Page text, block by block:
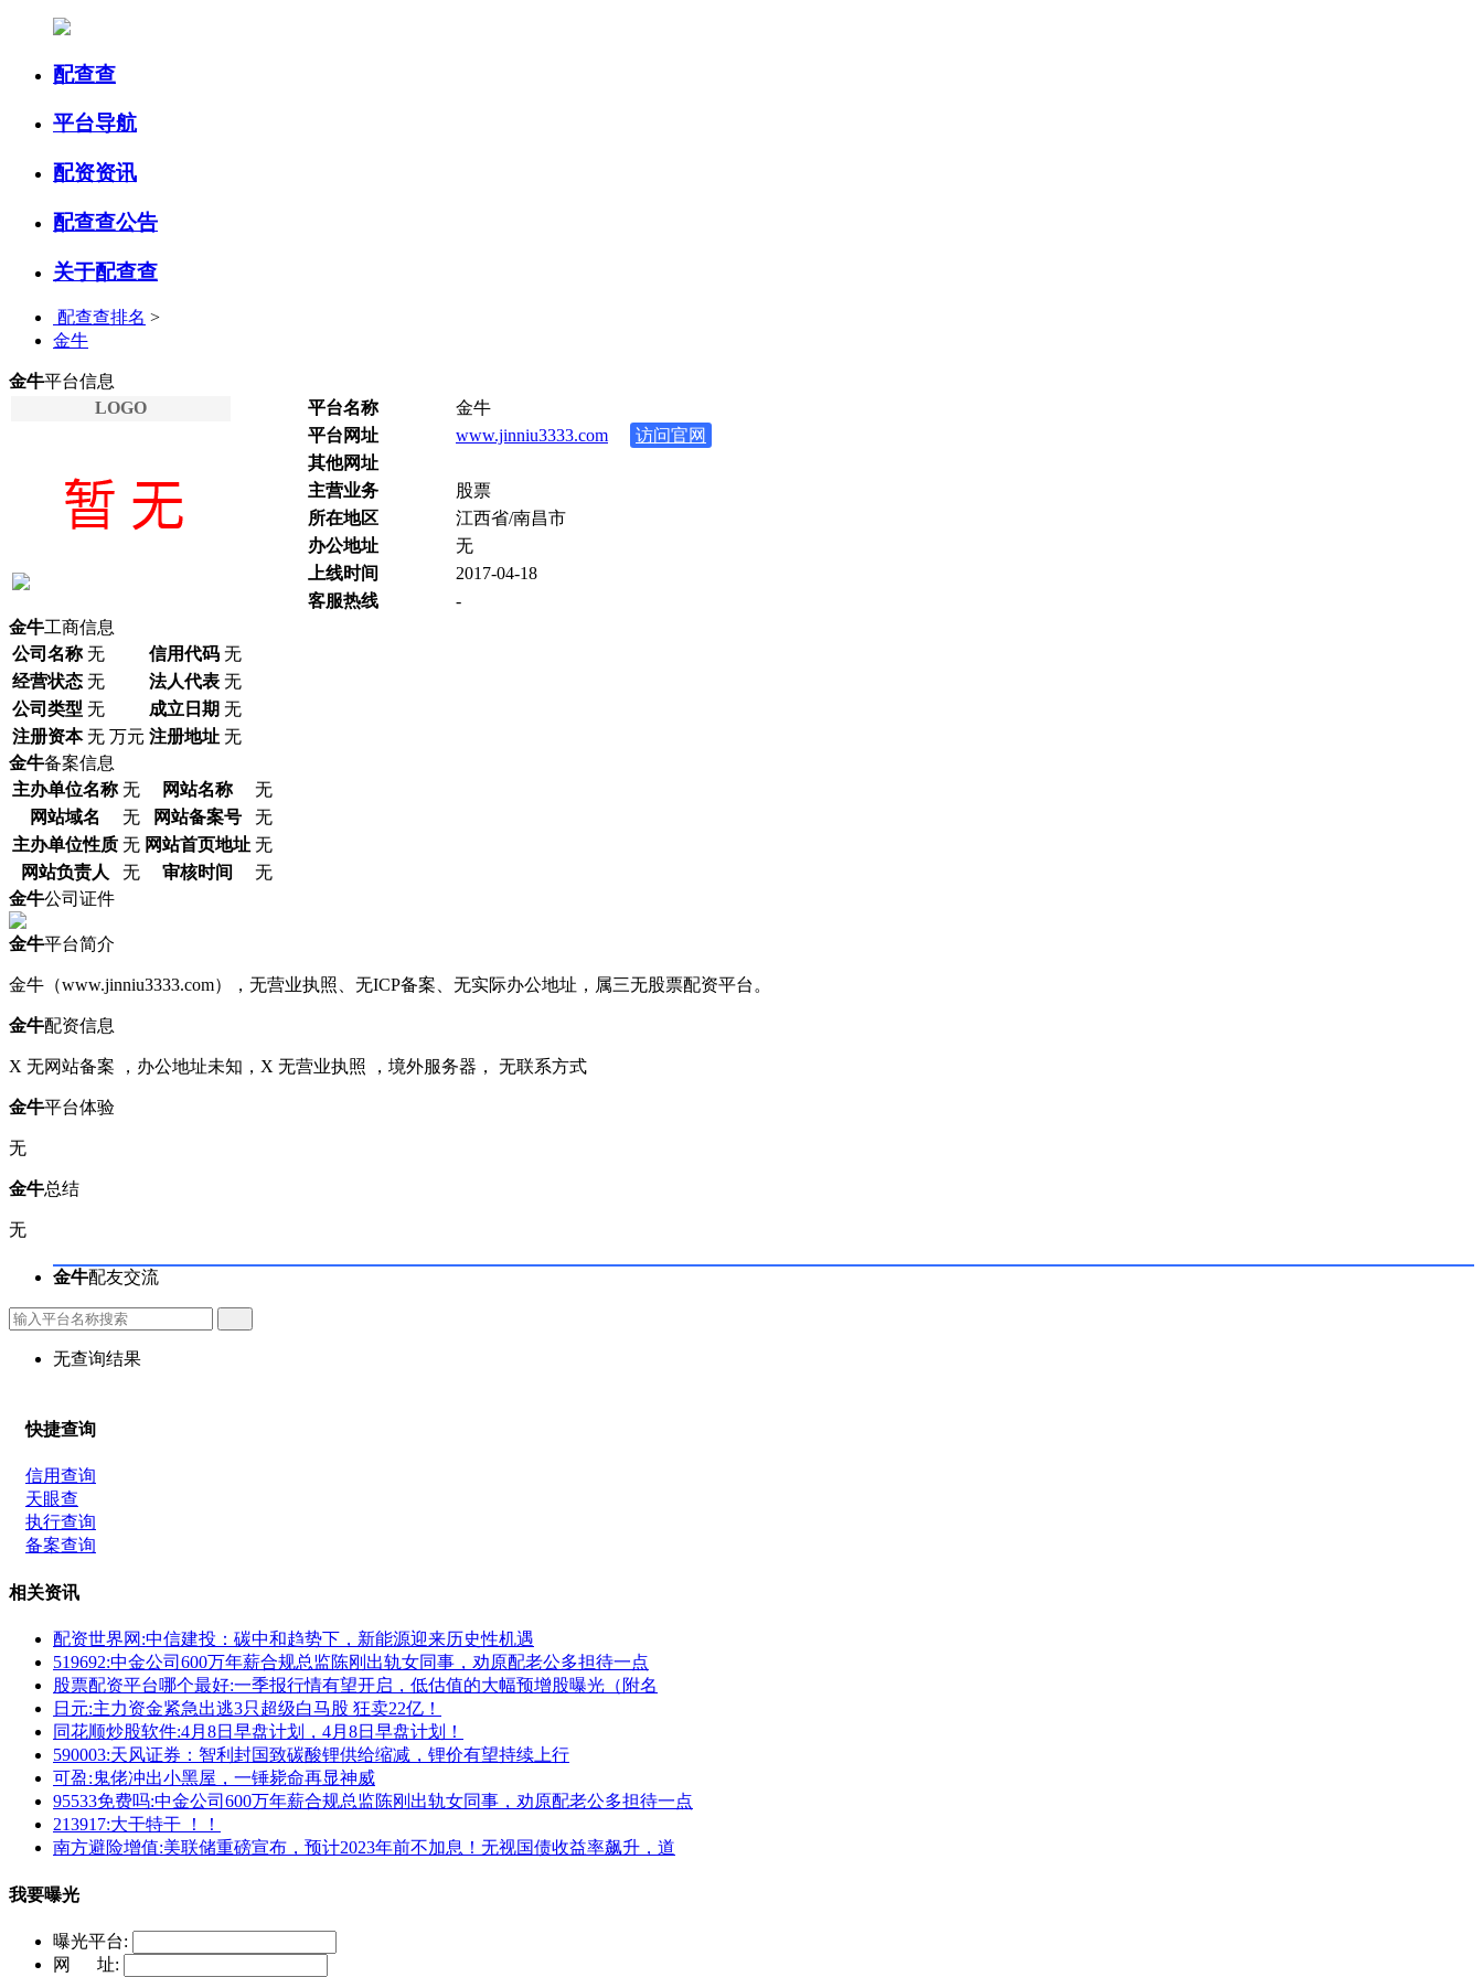
配查查
平台导航
配资资讯
配查查公告
关于配查查
配查查排名 >
金牛
金牛平台信息
LOGO
平台名称
金牛
平台网址
www.jinniu3333.com
访问官网
其他网址
主营业务
股票
所在地区
江西省/南昌市
办公地址
无
上线时间
2017-04-18
客服热线
-
金牛工商信息
公司名称 无 信用代码 无
经营状态 无 法人代表 无
公司类型 无 成立日期 无
注册资本 无 万元 注册地址 无
金牛备案信息
主办单位名称 无 网站名称
无
网站域名
无 网站备案号
无
主办单位性质 无 网站首页地址 无
网站负责人
无 审核时间
无
金牛公司证件
金牛平台简介
金牛（www.jinniu3333.com），无营业执照、无ICP备案、无实际办公地址，属三无股票配资平台。
金牛配资信息
X 无网站备案 ， 办公地址未知 ， X 无营业执照 ， 境外服务器， 无联系方式
金牛平台体验
无
金牛总结
无
金牛配友交流
无查询结果
快捷查询
信用查询
天眼查
执行查询
备案查询
相关资讯
配资世界网:中信建投：碳中和趋势下，新能源迎来历史性机遇
519692:中金公司600万年薪合规总监陈刚出轨女同事，劝原配老公多担待一点
股票配资平台哪个最好:一季报行情有望开启，低估值的大幅预增股曝光（附名
日元:主力资金紧急出逃3只超级白马股 狂卖22亿！
同花顺炒股软件:4月8日早盘计划，4月8日早盘计划！
590003:天风证券：智利封国致碳酸锂供给缩减，锂价有望持续上行
可盈:鬼佬冲出小黑屋，一锤毙命再显神威
95533免费吗:中金公司600万年薪合规总监陈刚出轨女同事，劝原配老公多担待一点
213917:大干特干 ！！
南方避险增值:美联储重磅宣布，预计2023年前不加息！无视国债收益率飙升，道
我要曝光
曝光平台:
网 址: